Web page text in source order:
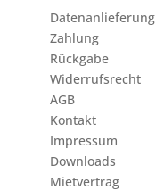
Datenanlieferung
Zahlung
Rückgabe
Widerrufsrecht
AGB
Kontakt
Impressum
Downloads
Mietvertrag